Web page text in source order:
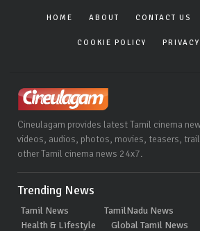
HOME ABOUT CONTACT US
COOKIE POLICY
Cineulagam provides latest Tamil cinema
videos, audios, photos, movies, teasers,
other Tamil cinema news 24x7.
Trending News
Tamil News TamilNadu News
Health & Lifestyle
Global Tamil News